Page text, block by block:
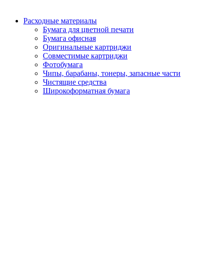
Расходные материалы
Бумага для цветной печати
Бумага офисная
Оригинальные картриджи
Совместимые картриджи
Фотобумага
Чипы, барабаны, тонеры, запасные части
Чистящие средства
Широкоформатная бумага